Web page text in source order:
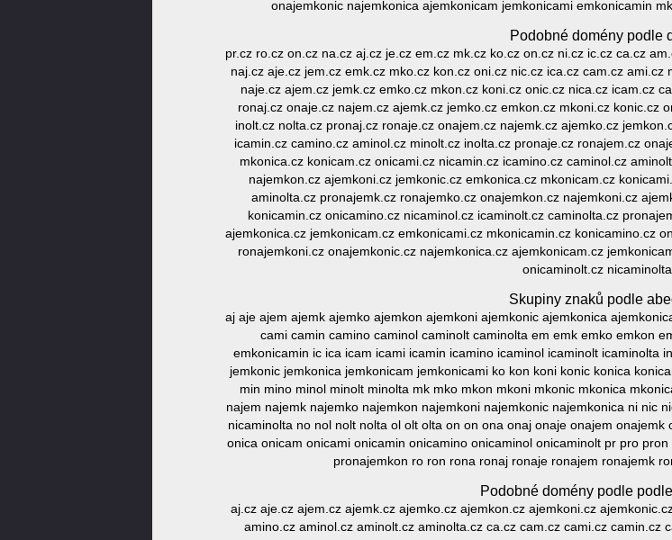
onajemkonic najemkonica ajemkonicam jemkonicami emkonicamin
Podobné domény podle
pr.cz ro.cz on.cz na.cz aj.cz je.cz em.cz mk.cz ko.cz on.cz ni.cz ic.cz ca.cz
naj.cz aje.cz jem.cz emk.cz mko.cz kon.cz oni.cz nic.cz ica.cz cam.cz
naje.cz ajem.cz jemk.cz emko.cz mkon.cz koni.cz onic.cz nica.cz icam.cz
ronaj.cz onaje.cz najem.cz ajemk.cz jemko.cz emkon.cz mkoni.cz konic.cz
inolt.cz nolta.cz pronaj.cz ronaje.cz onajem.cz najemk.cz ajemko.cz
icamin.cz camino.cz aminol.cz minolt.cz inolta.cz pronaje.cz ronajem.cz
mkonica.cz konicam.cz onicami.cz nicamin.cz icamino.cz caminol.cz
najemkon.cz ajemkoni.cz jemkonic.cz emkonica.cz mkonicam.cz
aminolta.cz pronajemk.cz ronajemko.cz onajemkon.cz najemkoni.cz
konicamin.cz onicamino.cz nicaminol.cz icaminolt.cz caminolta.cz
ajemkonica.cz jemkonicam.cz emkonicami.cz mkonicamin.cz konicamino.cz
ronajemkoni.cz onajemkonic.cz najemkonica.cz ajemkonicam.cz
onicaminolt.cz
Skupiny znaků podle
aj aje ajem ajemk ajemko ajemkon ajemkoni ajemkonic ajemkonica
cami camin camino caminol caminolt caminolta em emk emko emkon
emkonicamin ic ica icam icami icamin icamino icaminol icaminolt icaminolta
jemkonic jemkonica jemkonicam jemkonicami ko kon koni konic konica
min mino minol minolt minolta mk mko mkon mkoni mkonic mkonica
najem najemk najemko najemkon najemkoni najemkonic najemkonica ni nic
nicaminolta no nol nolt nolta ol olt olta on on ona onaj onaje onajem
onica onicam onicami onicamin onicamino onicaminol onicaminolt pr pro
pronajemkon ro ron rona ronaj ronaje ronajem ronajemk
Podobné domény podle
aj.cz aje.cz ajem.cz ajemk.cz ajemko.cz ajemkon.cz ajemkoni.cz
amino.cz aminol.cz aminolt.cz aminolta.cz ca.cz cam.cz cami.cz camin.cz